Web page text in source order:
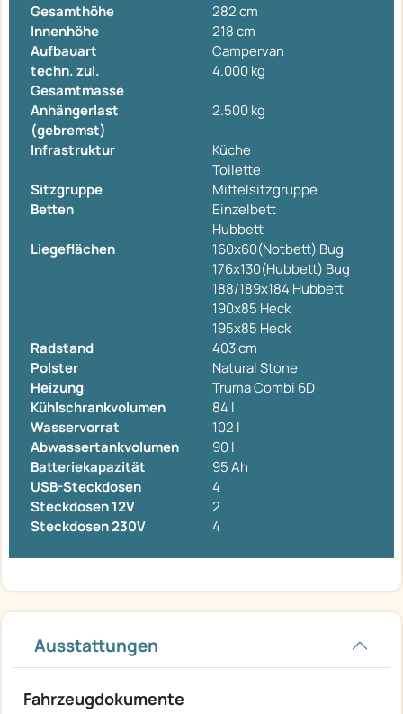
Gesamthöhe
282 cm
Innenhöhe
218 cm
Aufbauart
Campervan
techn. zul.
Gesamtmasse
4.000 kg
Anhängerlast
(gebremst)
2.500 kg
Infrastruktur
Küche
Toilette
Sitzgruppe
Mittelsitzgruppe
Betten
Einzelbett
Hubbett
Liegeflächen
160x60(Notbett) Bug
176x130(Hubbett) Bug
188/189x184 Hubbett
190x85 Heck
195x85 Heck
Radstand
403 cm
Polster
Natural Stone
Heizung
Truma Combi 6D
Kühlschrankvolumen
84 l
Wasservorrat
102 l
Abwassertankvolumen
90 l
Batteriekapazität
95 Ah
USB-Steckdosen
4
Steckdosen 12V
2
Steckdosen 230V
4
Ausstattungen
Fahrzeugdokumente